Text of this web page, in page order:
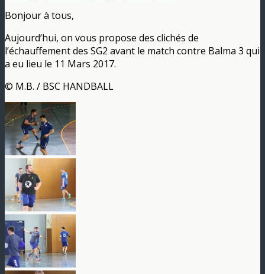
Bonjour à tous,
Aujourd’hui, on vous propose des clichés de
l’échauffement des SG2 avant le match contre Balma 3 qui
a eu lieu le 11 Mars 2017.
© M.B. / BSC HANDBALL